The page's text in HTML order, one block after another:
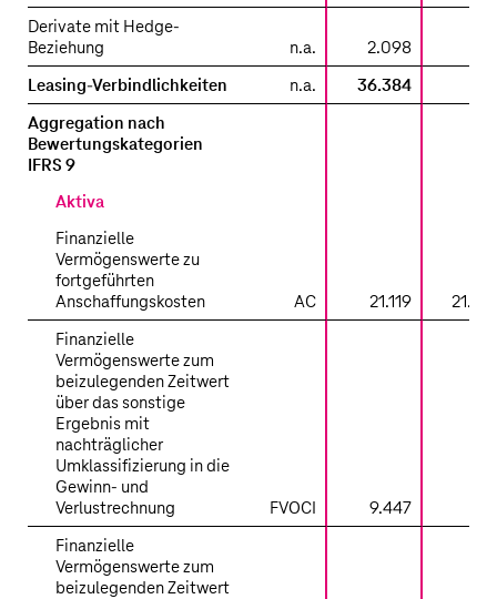
Derivate mit Hedge-
Beziehung
n.a.
2.098
Leasing-Verbindlichkeiten
n.a.
36.384
Aggregation nach
Bewertungskategorien
IFRS 9
Aktiva
Finanzielle
Vermögenswerte zu
fortgeführten
Anschaffungskosten
AC 21.119
21.119
Finanzielle
Vermögenswerte zum
beizulegenden Zeitwert
über das sonstige
Ergebnis mit
nachträglicher
Umklassifizierung in die
Gewinn- und
Verlustrechnung
FVOCI
9.447
Finanzielle
Vermögenswerte zum
beizulegenden Zeitwert